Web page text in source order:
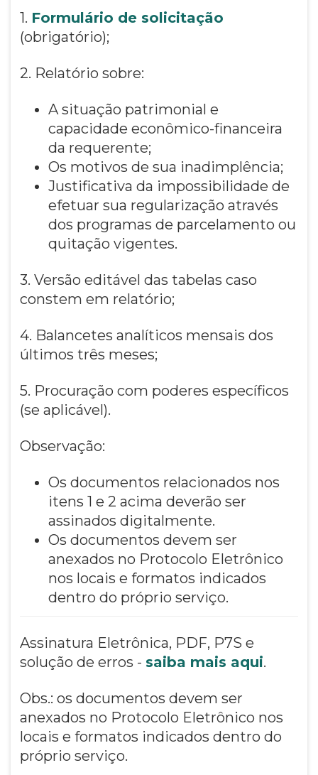
1. Formulário de solicitação
(obrigatório);
2. Relatório sobre:
A situação patrimonial e
capacidade econômico-financeira
da requerente;
Os motivos de sua inadimplência;
Justificativa da impossibilidade de
efetuar sua regularização através
dos programas de parcelamento ou
quitação vigentes.
3. Versão editável das tabelas caso
constem em relatório;
4. Balancetes analíticos mensais dos
últimos três meses;
5. Procuração com poderes específicos
(se aplicável).
Observação:
Os documentos relacionados nos
itens 1 e 2 acima deverão ser
assinados digitalmente.
Os documentos devem ser
anexados no Protocolo Eletrônico
nos locais e formatos indicados
dentro do próprio serviço.
Assinatura Eletrônica, PDF, P7S e
solução de erros - saiba mais aqui.
Obs.: os documentos devem ser
anexados no Protocolo Eletrônico nos
locais e formatos indicados dentro do
próprio serviço.